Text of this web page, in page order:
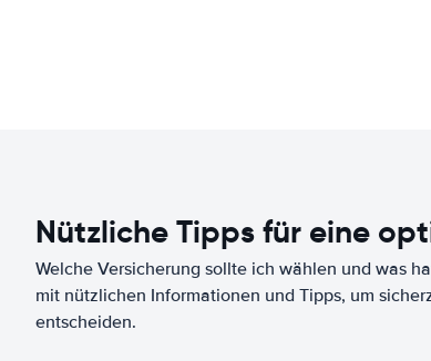
Nützliche Tipps für eine
Welche Versicherung sollte ich wählen und was
mit nützlichen Informationen und Tipps, um
entscheiden.